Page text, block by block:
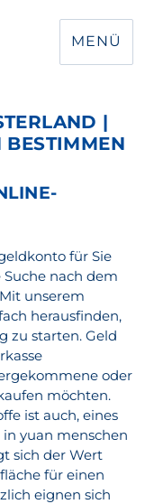
MENÜ
|
für Sie
nach dem
unserem
herausfinden,
zu starten. Geld
oder
möchten.
ist auch, eines
yuan menschen
sich der Wert
für einen
eignen sich